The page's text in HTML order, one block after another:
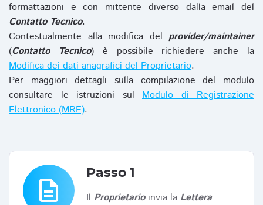
formattazioni e con mittente diverso dalla email del
Contatto Tecnico.
Contestualmente alla modifica del provider/maintainer
(Contatto Tecnico) è possibile richiedere anche la
Modifica dei dati anagrafici del Proprietario.
Per maggiori dettagli sulla compilazione del modulo
consultare le istruzioni sul Modulo di Registrazione
Elettronico (MRE).
description
Passo 1
Il Proprietarioinvia la Lettera